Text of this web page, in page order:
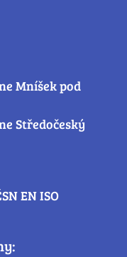
Mníšek pod
Středočeský
EN ISO